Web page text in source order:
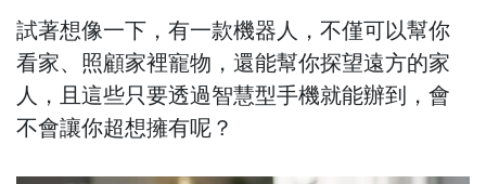
試著想像一下，有一款機器人，不僅可以幫你
看家、照顧家裡寵物，還能幫你探望遠方的家
人，且這些只要透過智慧型手機就能辦到，會
不會讓你超想擁有呢？